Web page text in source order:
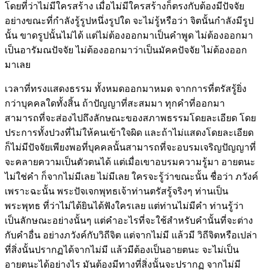
โดยที่ว่าไม่มีใครสร้าง เมื่อไม่มีใครสร้างก็ตรงกับต้องมีปัจจัย
อย่างขณะที่กำลังรู้รูปหนึ่งรูปใด จะไม่รู้หรือว่า จิตนั้นกำลังมีรูป
นั้น ขาดรูปนั้นไม่ได้ แต่ไม่ต้องออกมาเป็นคำพูด ไม่ต้องออกมา
เป็นอารัมณปัจจัย ไม่ต้องออกมาว่าเป็นมัคคปัจจัย ไม่ต้องออก
มาเลย
เวลาที่ทรงแสดงธรรม ทั้งหมดออกมาหมด จากการที่ตรัสรู้ยิ่ง
กว่าบุคคลใดทั้งสิ้น ถ้าปัญญาที่สะสมมา ทุกคำที่ออกมา
สามารถที่จะส่องไปถึงลักษณะของสภาพธรรมโดยละเอียด โดย
ประการทั้งปวงที่ไม่ให้คนเข้าใจผิด และถ้าไม่แสดงโดยละเอียด
ก็ไม่มีปัจจัยเพียงพอที่บุคคลนั้นสามารถที่จะอบรมเจริญปัญญาที่
จะคลายความเป็นตัวตนได้ แต่เมื่อเขาอบรมความรู้มา อายตนะ
ไม่ใช่คำ ก็จากไม่มีเลย ไม่มีเลย ใครจะรู้ว่าขณะนั้น ชื่อว่า ภวังค์
เพราะฉะนั้น พระปัจเจกพุทธเจ้าท่านตรัสรู้จริงๆ ท่านเป็น
พระพุทธ ที่ว่าไม่ได้ยินได้ฟังใครเลย แต่ท่านไม่มีคำ ท่านรู้ว่า
เป็นลักษณะอย่างนั้นๆ แต่คำอะไรที่จะใช้สำหรับคำนั้นที่จะต่าง
กับคำอื่น อย่างภวังค์กับวิถีจิต แต่จากไม่มี แล้วมี วิถีจิตหรือเปล่า
ที่สิ่งนั้นปรากฏได้จากไม่มี แล้วมีต้องเป็นอายตนะ จะไม่เป็น
อายตนะได้อย่างไร มันต้องมีทางที่สิ่งนั้นจะปรากฏ จากไม่มี